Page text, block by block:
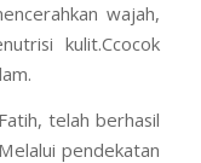
wajah,
kulit.Ccocok
telah berhasil
pendekatan